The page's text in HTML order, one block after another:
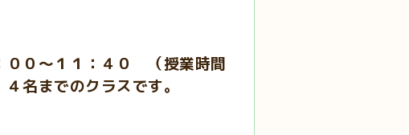
０～１１：４０ （授業時間
名までのクラスです。